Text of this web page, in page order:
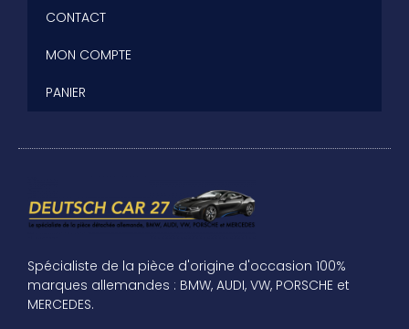
CONTACT
MON COMPTE
PANIER
Spécialiste de la pièce d'origine d'occasion 100%
marques allemandes : BMW, AUDI, VW, PORSCHE et
MERCEDES.